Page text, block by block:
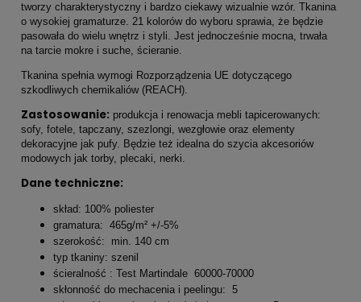
tworzy charakterystyczny i bardzo ciekawy wizualnie wzór. Tkanina
o wysokiej gramaturze. 21 kolorów do wyboru sprawia, że będzie
pasowała do wielu wnętrz i styli. Jest jednocześnie mocna, trwała
na tarcie mokre i suche, ścieranie.
Tkanina spełnia wymogi Rozporządzenia UE dotyczącego
szkodliwych chemikaliów (REACH).
Zastosowanie: produkcja i renowacja mebli tapicerowanych:
sofy, fotele, tapczany, szezlongi, wezgłowie oraz elementy
dekoracyjne jak pufy. Będzie też idealna do szycia akcesoriów
modowych jak torby, plecaki, nerki.
Dane techniczne:
skład: 100% poliester
gramatura: 465g/m² +/-5%
szerokość: min. 140 cm
typ tkaniny: szenil
ścieralność : Test Martindale 60000-70000
skłonność do mechacenia i peelingu: 5